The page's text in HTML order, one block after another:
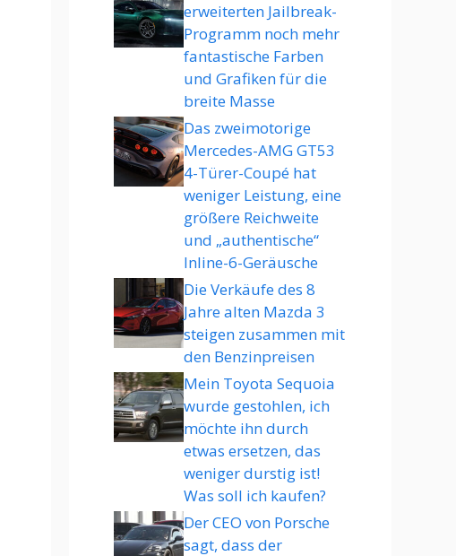
erweiterten Jailbreak-
Programm noch mehr
fantastische Farben
und Grafiken für die
breite Masse
Das zweimotorige
Mercedes-AMG GT53
4-Türer-Coupé hat
weniger Leistung, eine
größere Reichweite
und „authentische“
Inline-6-Geräusche
Die Verkäufe des 8
Jahre alten Mazda 3
steigen zusammen mit
den Benzinpreisen
Mein Toyota Sequoia
wurde gestohlen, ich
möchte ihn durch
etwas ersetzen, das
weniger durstig ist!
Was soll ich kaufen?
Der CEO von Porsche
sagt, dass der